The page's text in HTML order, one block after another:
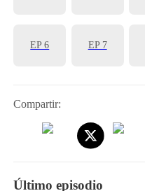
EP 6 EP 7
Compartir:
Último episodio